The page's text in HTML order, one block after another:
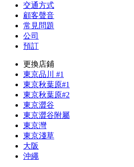
交通方式
顧客聲音
常見問題
公司
預訂
更換店鋪
東京品川 #1
東京秋葉原#1
東京秋葉原#2
東京澀谷
東京澀谷附屬
東京灣
東京淺草
大阪
沖繩